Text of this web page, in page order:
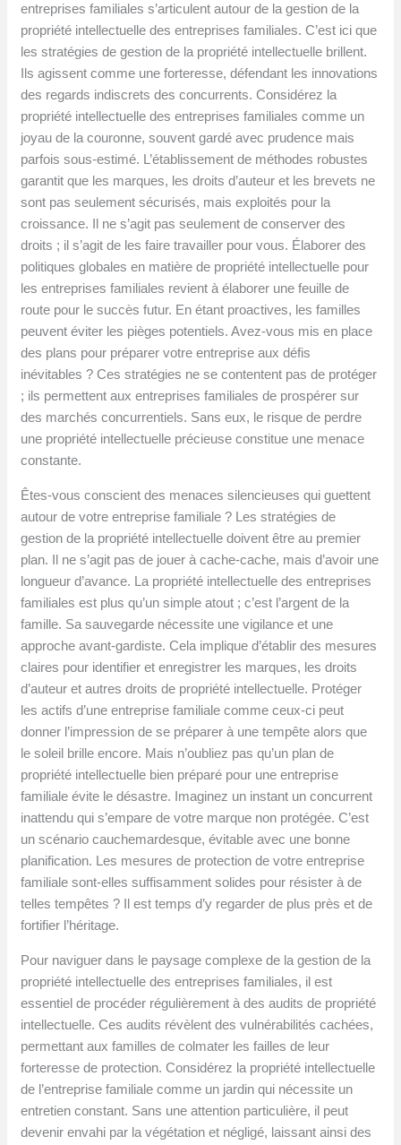
entreprises familiales s’articulent autour de la gestion de la
propriété intellectuelle des entreprises familiales. C’est ici que
les stratégies de gestion de la propriété intellectuelle brillent.
Ils agissent comme une forteresse, défendant les innovations
des regards indiscrets des concurrents. Considérez la
propriété intellectuelle des entreprises familiales comme un
joyau de la couronne, souvent gardé avec prudence mais
parfois sous-estimé. L’établissement de méthodes robustes
garantit que les marques, les droits d’auteur et les brevets ne
sont pas seulement sécurisés, mais exploités pour la
croissance. Il ne s’agit pas seulement de conserver des
droits ; il s’agit de les faire travailler pour vous. Élaborer des
politiques globales en matière de propriété intellectuelle pour
les entreprises familiales revient à élaborer une feuille de
route pour le succès futur. En étant proactives, les familles
peuvent éviter les pièges potentiels. Avez-vous mis en place
des plans pour préparer votre entreprise aux défis
inévitables ? Ces stratégies ne se contentent pas de protéger
; ils permettent aux entreprises familiales de prospérer sur
des marchés concurrentiels. Sans eux, le risque de perdre
une propriété intellectuelle précieuse constitue une menace
constante.
Êtes-vous conscient des menaces silencieuses qui guettent
autour de votre entreprise familiale ? Les stratégies de
gestion de la propriété intellectuelle doivent être au premier
plan. Il ne s’agit pas de jouer à cache-cache, mais d’avoir une
longueur d’avance. La propriété intellectuelle des entreprises
familiales est plus qu’un simple atout ; c’est l’argent de la
famille. Sa sauvegarde nécessite une vigilance et une
approche avant-gardiste. Cela implique d’établir des mesures
claires pour identifier et enregistrer les marques, les droits
d’auteur et autres droits de propriété intellectuelle. Protéger
les actifs d’une entreprise familiale comme ceux-ci peut
donner l’impression de se préparer à une tempête alors que
le soleil brille encore. Mais n’oubliez pas qu’un plan de
propriété intellectuelle bien préparé pour une entreprise
familiale évite le désastre. Imaginez un instant un concurrent
inattendu qui s’empare de votre marque non protégée. C’est
un scénario cauchemardesque, évitable avec une bonne
planification. Les mesures de protection de votre entreprise
familiale sont-elles suffisamment solides pour résister à de
telles tempêtes ? Il est temps d’y regarder de plus près et de
fortifier l’héritage.
Pour naviguer dans le paysage complexe de la gestion de la
propriété intellectuelle des entreprises familiales, il est
essentiel de procéder régulièrement à des audits de propriété
intellectuelle. Ces audits révèlent des vulnérabilités cachées,
permettant aux familles de colmater les failles de leur
forteresse de protection. Considérez la propriété intellectuelle
de l’entreprise familiale comme un jardin qui nécessite un
entretien constant. Sans une attention particulière, il peut
devenir envahi par la végétation et négligé, laissant ainsi des